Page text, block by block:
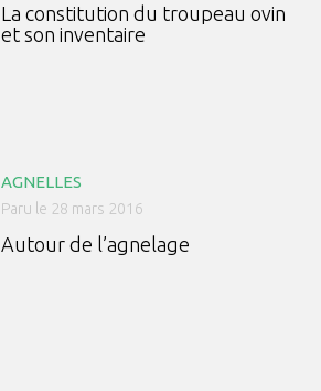
La constitution du troupeau ovin
et son inventaire
AGNELLES
Paru le 28 mars 2016
Autour de l’agnelage